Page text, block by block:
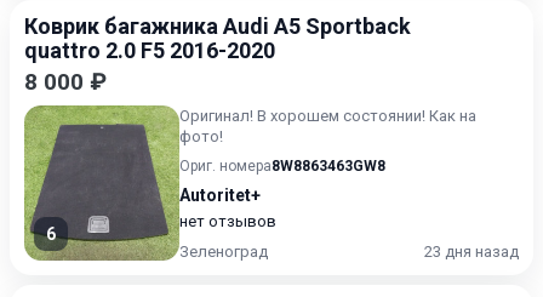
Коврик багажника Audi A5 Sportback
quattro 2.0 F5 2016-2020
8 000 ₽
6
Оригинал! В хорошем состоянии! Как на
фото!
Ориг. номера8W8863463GW8
Autoritet+
нет отзывов
Зеленоград
23 дня назад